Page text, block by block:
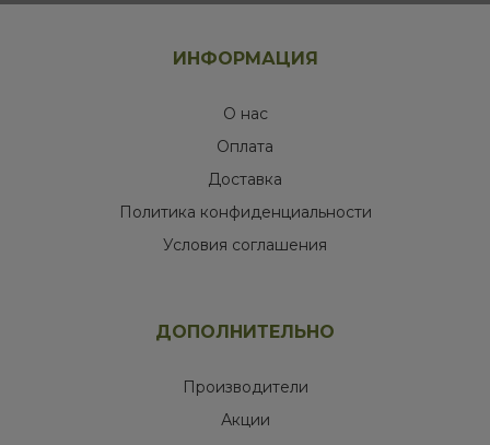
ИНФОРМАЦИЯ
О нас
Оплата
Доставка
Политика конфиденциальности
Условия соглашения
ДОПОЛНИТЕЛЬНО
Производители
Акции